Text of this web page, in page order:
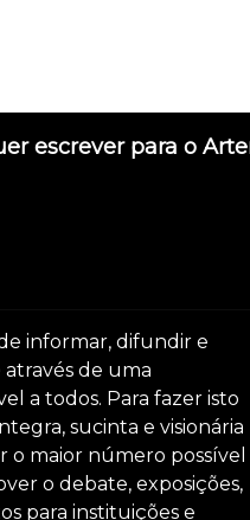
escrever para o
de informar, difundir e
de uma
a todos. Para fazer isto
sucinta e visionária
o maior número possível
o debate, exposições,
para instituições e